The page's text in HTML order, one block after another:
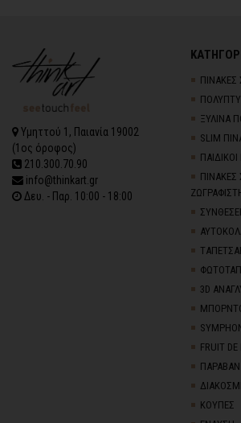
Υμηττού 1, Παιανία 19002
(1ος όροφος)
210.300.70.90
info@thinkart.gr
Δευ. - Παρ. 10:00 - 18:00
ΞΥΛΙΝΑ
SLIM
3D
FRUIT DE
ΠΑΡΑΒΑΝ
ΚΟΥΠΕΣ